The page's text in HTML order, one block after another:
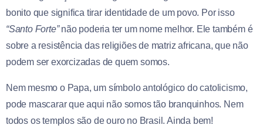
bonito que significa tirar identidade de um povo. Por isso
“Santo Forte”não poderia ter um nome melhor. Ele também é
sobre a resistência das religiões de matriz africana, que não
podem ser exorcizadas de quem somos.
Nem mesmo o Papa, um símbolo antológico do catolicismo,
pode mascarar que aqui não somos tão branquinhos. Nem
todos os templos são de ouro no Brasil. Ainda bem!